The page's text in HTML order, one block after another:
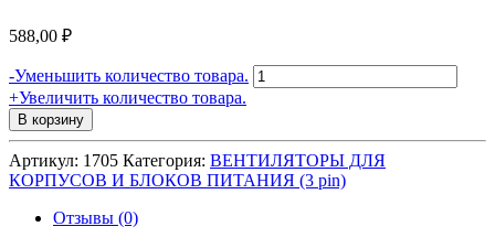
588,00 ₽
-Уменьшить количество товара. Количество
товара
корпуса
92х92х25мм,
3пин,
+Увеличить количество товара.
В корзину
Артикул: 1705 Категория: ВЕНТИЛЯТОРЫ ДЛЯ
КОРПУСОВ И БЛОКОВ ПИТАНИЯ (3 pin)
Отзывы (0)